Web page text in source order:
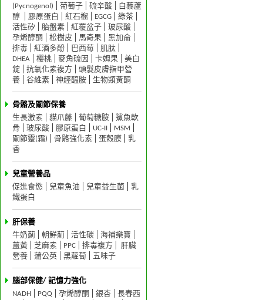
(Pycnogenol)
葡萄子 硫辛酸
白藜蘆
醇
膠原蛋白 紅石榴 EGCG
綠茶
活性矽
胎盤素 紅覆盆子
玻尿酸
孕烯醇酮
松樹皮 馬奇果
黑加侖
排毒
紅酒多酚 巴西莓
肌肽
DHEA
樱桃 麥角硫因 卡姆果
美白
錠
抗氧化素複方
頭髮皮膚指甲營
養
谷維素 神經醯胺 生物類黃酮
骨骼及關節保養
生長激素
貓爪藤 葡萄糖胺
鯊魚軟
骨
玻尿酸 膠原蛋白 UC-II
MSM
關節靈(霜)
骨骼強化素 蛋殼膜
乳
香
兒童營養品
促進食慾
兒童魚油 兒童益生菌
乳
鐵蛋白
肝保養
牛奶薊
朝鮮薊 活性碳
海補樂寶
薑黃
芝麻素 PPC 排毒複方
肝臟
營養
蒲公英 黑蘿蔔 五味子
腦部保健/ 記憶力強化
NADH
PQQ 孕烯醇酮 銀杏
長春西